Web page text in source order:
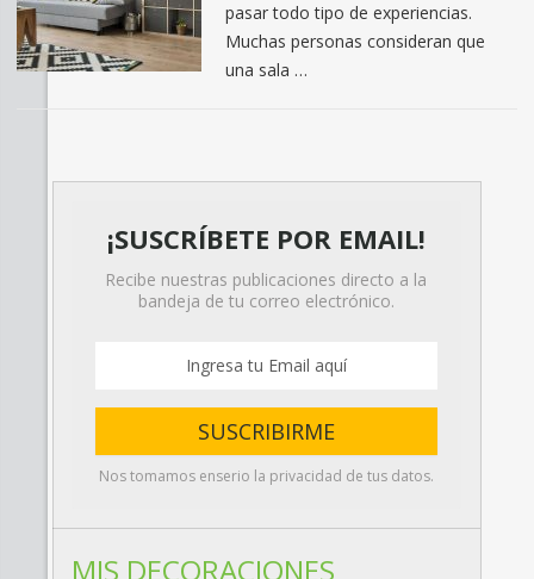
pasar todo tipo de experiencias.
Muchas personas consideran que
una sala …
¡SUSCRÍBETE POR EMAIL!
Recibe nuestras publicaciones directo a la
bandeja de tu correo electrónico.
Nos tomamos enserio la privacidad de tus datos.
MIS DECORACIONES